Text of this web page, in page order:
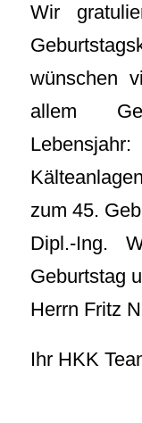
Wir
wünschen
allem
Lebensjahr:
zum 45.
Dipl.-Ing.
Geburtstag
Herrn Fritz
Ihr HKK